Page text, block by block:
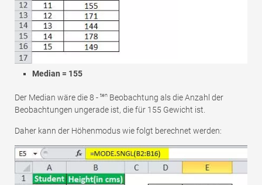
Median = 155
Der Median wäre die 8 - ten Beobachtung als die Anzahl der
Beobachtungen ungerade ist, die für 155 Gewicht ist.
Daher kann der Höhenmodus wie folgt berechnet werden: